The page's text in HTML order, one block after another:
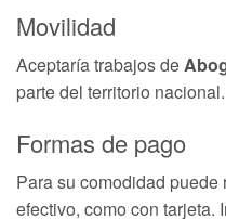
Movilidad
Aceptaría trabajos de
parte del territorio nacional.
Formas de pago
Para su comodidad
efectivo, como con tarjeta.